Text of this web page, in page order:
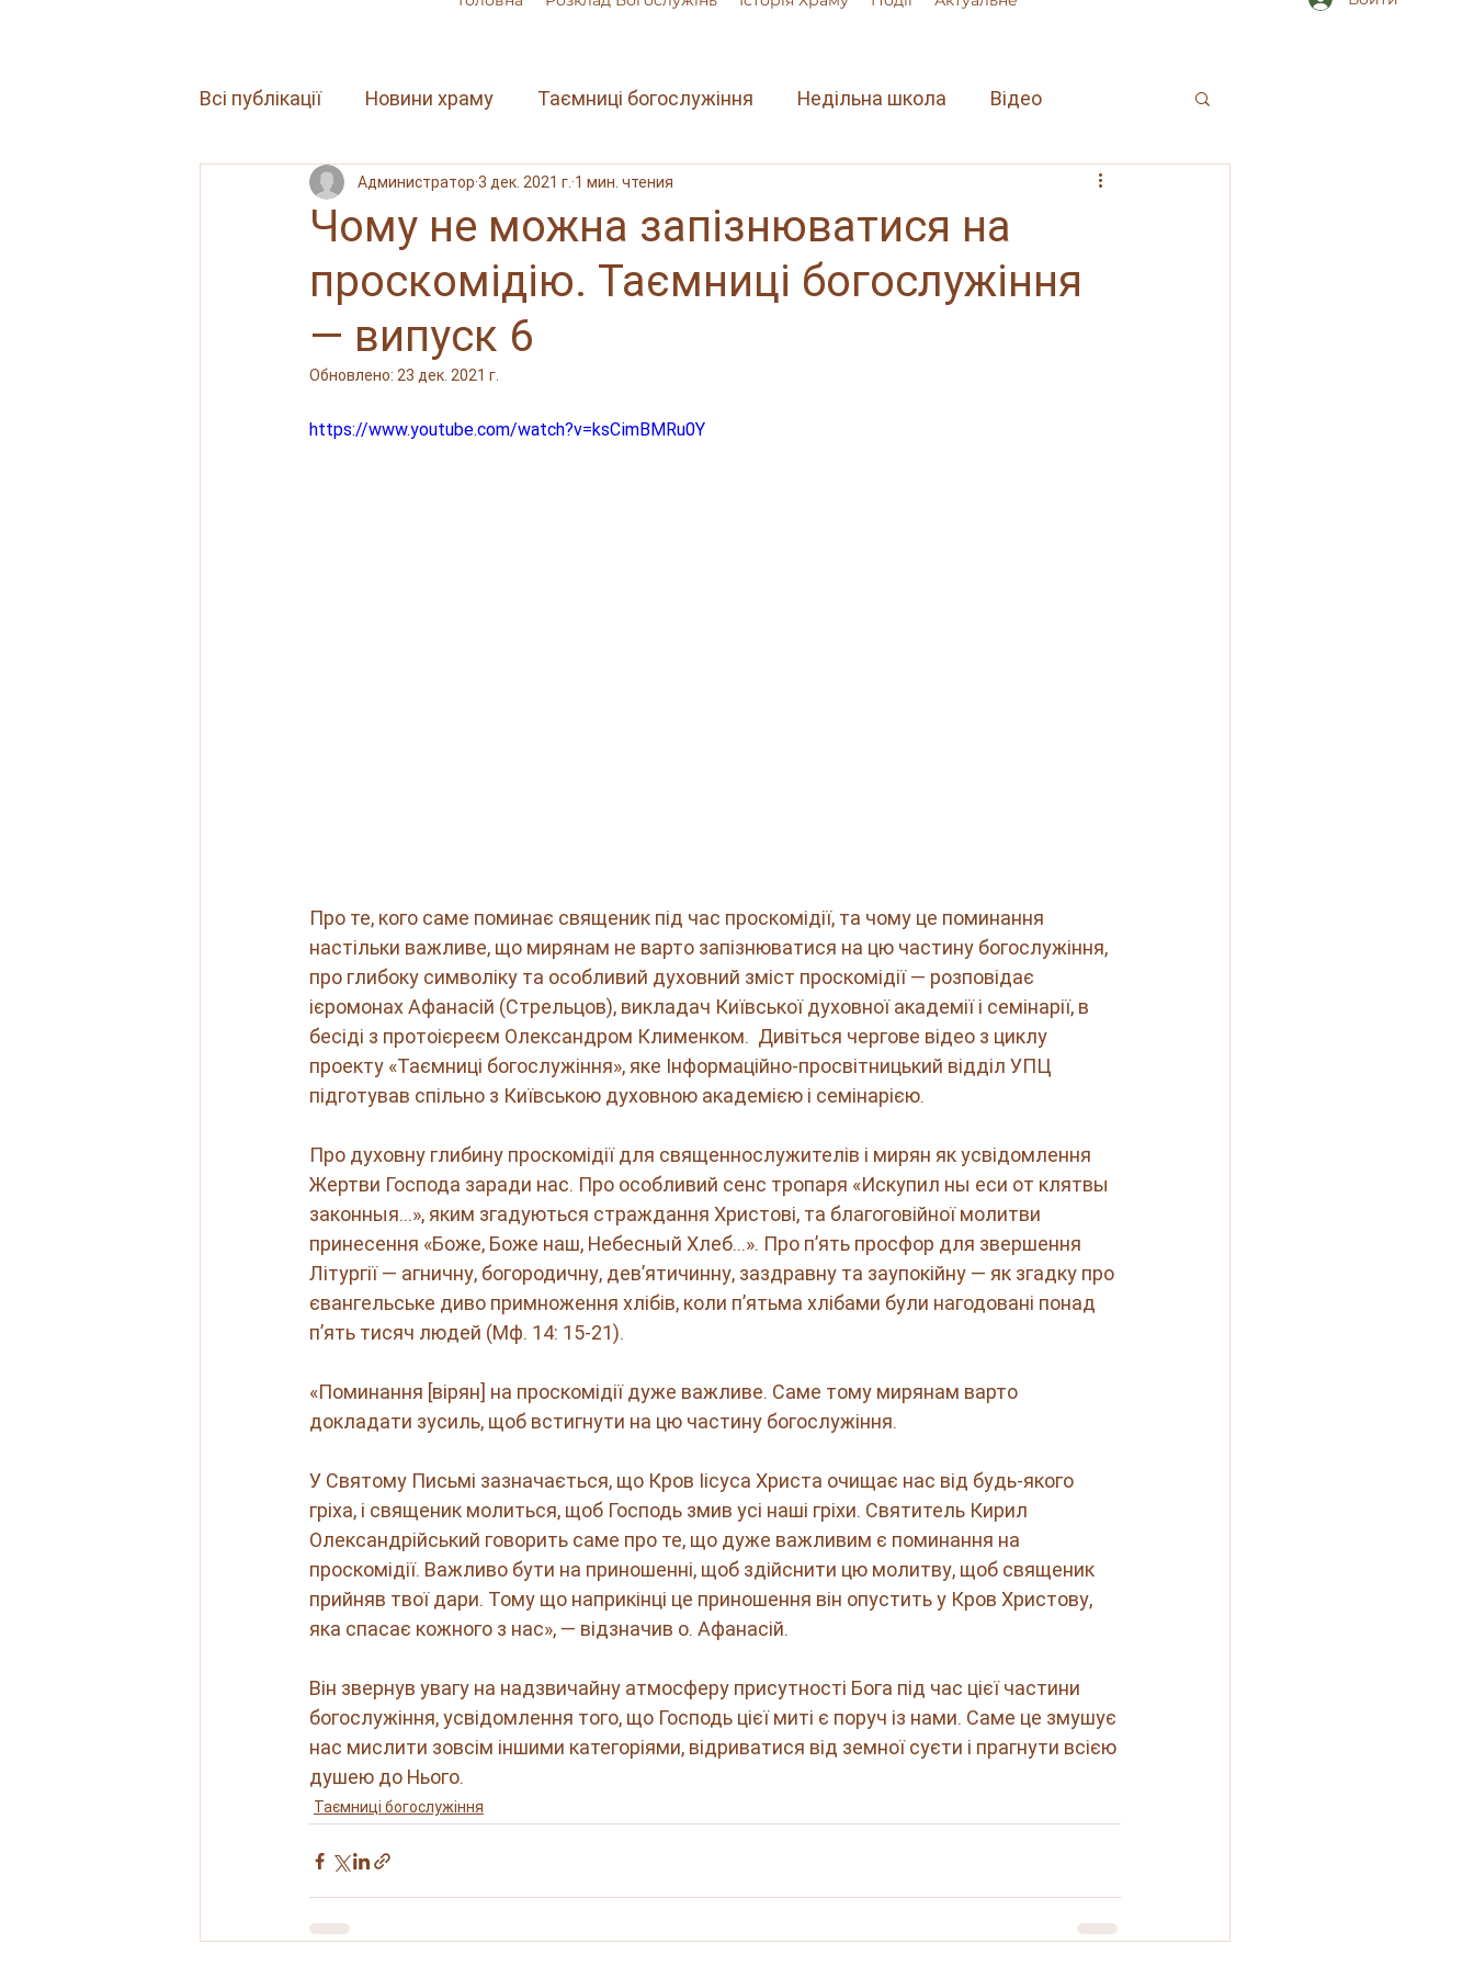
Всі публікації Новини храму Таємниці богослужіння Недільна школа Відео
Проповіді
Чому не можна запізнюватися на
проскомідію. Таємниці богослужіння
— випуск 6
Администратор 3 дек. 2021 г. 1 мин. чтения
Обновлено: 23 дек. 2021 г.
https://www.youtube.com/watch?v=ksCimBMRu0Y
Про те, кого саме поминає священик під час проскомідії, та чому це поминання
настільки важливе, що мирянам не варто запізнюватися на цю частину богослужіння,
про глибоку символіку та особливий духовний зміст проскомідії — розповідає
ієромонах Афанасій (Стрельцов), викладач Київської духовної академії і семінарії, в
бесіді з протоієреєм Олександром Клименком.  Дивіться чергове відео з циклу
проекту «Таємниці богослужіння», яке Інформаційно-просвітницький відділ УПЦ
підготував спільно з Київською духовною академією і семінарією.
Про духовну глибину проскомідії для священнослужителів і мирян як усвідомлення
Жертви Господа заради нас. Про особливий сенс тропаря «Искупил ны еси от клятвы
законныя…», яким згадуються страждання Христові, та благоговійної молитви
принесення «Боже, Боже наш, Небесный Хлеб…». Про п’ять просфор для звершення
Літургії — агничну, богородичну, дев’ятичинну, заздравну та заупокійну — як згадку про
євангельське диво примноження хлібів, коли п’ятьма хлібами були нагодовані понад
п’ять тисяч людей (Мф. 14: 15-21).
«Поминання [вірян] на проскомідії дуже важливе. Саме тому мирянам варто
докладати зусиль, щоб встигнути на цю частину богослужіння.
У Святому Письмі зазначається, що Кров Іісуса Христа очищає нас від будь-якого
гріха, і священик молиться, щоб Господь змив усі наші гріхи. Святитель Кирил
Олександрійський говорить саме про те, що дуже важливим є поминання на
проскомідії. Важливо бути на приношенні, щоб здійснити цю молитву, щоб священик
прийняв твої дари. Тому що наприкінці це приношення він опустить у Кров Христову,
яка спасає кожного з нас», — відзначив о. Афанасій.
Він звернув увагу на надзвичайну атмосферу присутності Бога під час цієї частини
богослужіння, усвідомлення того, що Господь цієї миті є поруч із нами. Саме це змушує
нас мислити зовсім іншими категоріями, відриватися від земної суєти і прагнути всією
душею до Нього.
Таємниці богослужіння